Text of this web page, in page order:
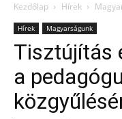
Kezdőlap Hírek
Hírek Magyarságunk
Tisztújítás
a